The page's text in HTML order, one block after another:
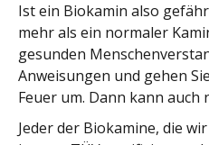
Ist ein Biokamin also
mehr als ein normaler
gesunden
Anweisungen und gehen
Feuer um. Dann kann auch
Jeder der Biokamine, die